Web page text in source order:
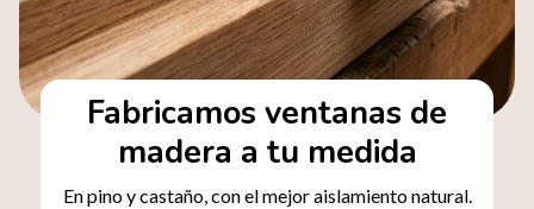
Fabricamos ventanas de
madera a tu medida
En pino y castaño, con el mejor aislamiento natural.